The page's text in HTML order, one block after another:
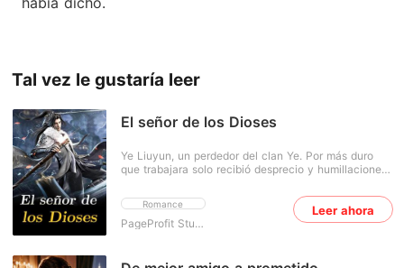
Tal vez le gustaría leer
El señor de los Dioses
Romance
PageProfit Studio
Ye Liuyun, un perdedor del clan Ye. Por más duro
que trabajara solo recibió desprecio y humillaciones.
convirtió en un hombre talentoso y poderoso. A
partir de entonces, dinero, belleza y poder, todo lo
tiene en sus manos.
Leer ahora